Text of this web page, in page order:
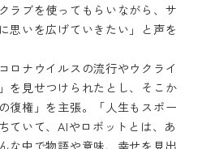
ラブを使ってもらいながら、サ
思いを広げていきたい」と声を
ロナウイルスの流行やウクライ
を見せつけられたとし、そこか
復権」を主張。「人生もスポー
ていて、AIやロボットとは、あ